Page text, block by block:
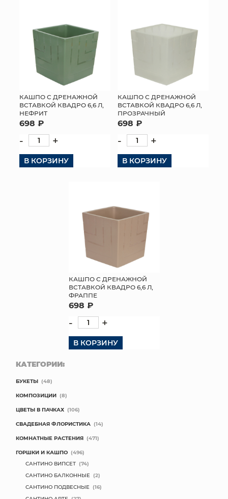
КАШПО С ДРЕНАЖНОЙ
ВСТАВКОЙ КВАДРО 6,6 Л,
НЕФРИТ
698 ₽
- +
В КОРЗИНУ
КАШПО С ДРЕНАЖНОЙ
ВСТАВКОЙ КВАДРО 6,6 Л,
ПРОЗРАЧНЫЙ
698 ₽
- +
В КОРЗИНУ
КАШПО С ДРЕНАЖНОЙ
ВСТАВКОЙ КВАДРО 6,6 Л,
ФРАППЕ
698 ₽
- +
В КОРЗИНУ
КАТЕГОРИИ:
БУКЕТЫ (48)
КОМПОЗИЦИИ (8)
ЦВЕТЫ В ПАЧКАХ (106)
СВАДЕБНАЯ ФЛОРИСТИКА (14)
КОМНАТНЫЕ РАСТЕНИЯ (471)
ГОРШКИ И КАШПО (496)
САНТИНО ВИПСЕТ (74)
САНТИНО БАЛКОННЫЕ (2)
САНТИНО ПОДВЕСНЫЕ (16)